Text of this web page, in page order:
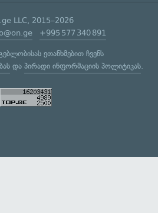
LLC, 2015–2026
+995 577 340 891
ეთანხმებით ჩვენს
და პირადი ინფორმაციის პოლიტიკას.